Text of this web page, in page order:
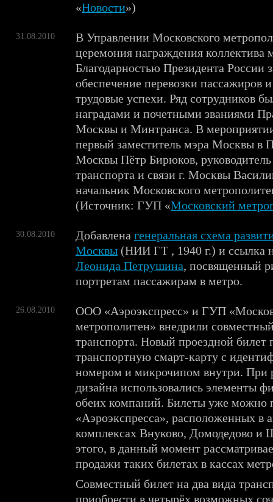
«Новости»)
31.08.2010
В Управлении Московского
церемония награждения коллектива
Благодарностью Президента России
обеспечение перевозки пассажиров
трудовые успехи. Ряд сотрудников
наградами и почетными званиями
Москвы и Минтранса. В
первый заместитель мэра Москвы в
Москвы Пётр Бирюков,
транспорта и связи г. Москвы
начальник Московского
(Источник: ГУП «Московский
30.08.2010 Добавлена генеральная схема
Москвы (НИИ ГТ , 1940 г.) и ссылка
Леонида Петрушина, посвященный
портретам пассажирам в метро.
26.08.2010
ООО «Аэроэкспресс» и ГУП
метрополитен» внедрили
транспорта. Новый проездной билет
транспортную смарт-карту с
номером и микрочипом внутри. При
дизайна использовались элементы
обеих компаний. Билеты уже можно
«Аэроэкспресса», расположенных в
комплексах Внуково, Домодедово и
этого, в данный момент
продажи таких билетах в кассах
Совместный билет на два вида
приобрести в четырёх возможных